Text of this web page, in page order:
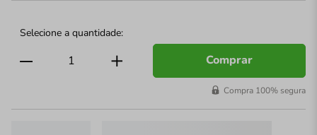
Comprar
Compra 100% segura